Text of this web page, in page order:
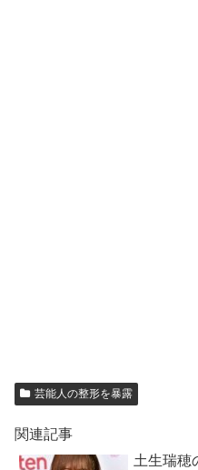
芸能人の整形を暴露
関連記事
土生瑞穂